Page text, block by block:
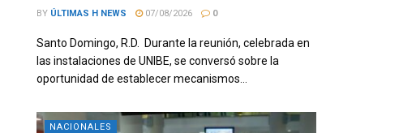
BY ÚLTIMAS H NEWS 07/08/2026 0
Santo Domingo, R.D. Durante la reunión, celebrada en
las instalaciones de UNIBE, se conversó sobre la
oportunidad de establecer mecanismos...
NACIONALES